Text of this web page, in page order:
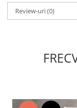
Review-uri(0)